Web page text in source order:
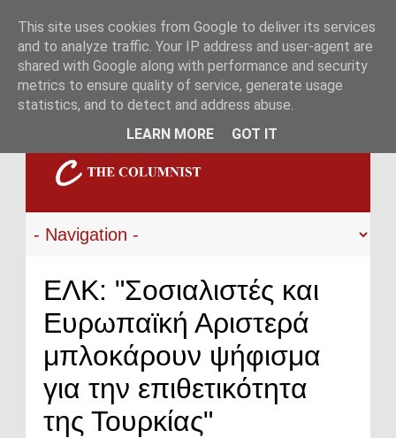
ΕΛΚ: "Σοσιαλιστές και
Ευρωπαϊκή Αριστερά
μπλοκάρουν ψήφισμα
για την επιθετικότητα
της Τουρκίας"
This site uses cookies from Google to deliver its services
and to analyze traffic. Your IP address and user-agent are
shared with Google along with performance and security
metrics to ensure quality of service, generate usage
statistics, and to detect and address abuse.
LEARN MORE
GOT IT